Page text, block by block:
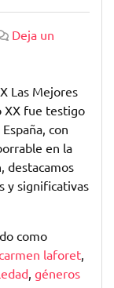
Deja un
Las Mejores
XX fue testigo
con
en la
destacamos
y significativas
como
laforet,
, géneros